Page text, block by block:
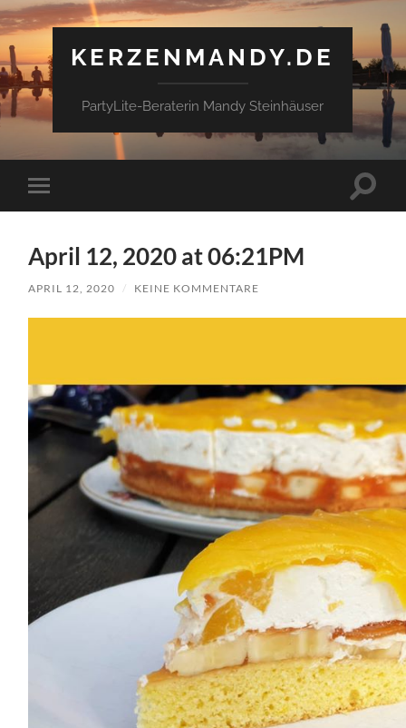
KERZENMANDY.DE
PartyLite-Beraterin Mandy Steinhäuser
Mobile-
Menü
April 12, 2020 at 06:21PM
APRIL 12, 2020 / KEINE KOMMENTARE